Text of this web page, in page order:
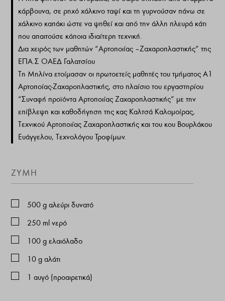
κάρβουνα, σε ρηχό χάλκινο ταψί και τη γυρνούσαν πάνω σε
χάλκινο καπάκι ώστε να ψηθεί και από την άλλη πλευρά κάτι
που απαιτούσε κάποια ιδιαίτερη τεχνική.
Δια χειρός των μαθητών “Αρτοποιίας – Ζαχαροπλαστικής” της
ΕΠΑ.Σ ΟΑΕΔ Γαλατσίου
Τη Μηλίνα ετοίμασαν οι πρωτοετείς μαθητές του τμήματος Α1
Αρτοποίας-Ζαχαροπλαστικής, στο πλαίσιο του εργαστηρίου
“Συναφή προϊόντα Αρτοποιίας Ζαχαροπλαστικής” με την
επίβλεψη και καθοδήγηση της κας Καλτσά Καλομοίρας,
Τεχνικού Αρτοποιίας Ζαχαροπλαστικής και του κου Βουρλάκου
Ευάγγελου, Τεχνολόγου Τροφίμων.
ΖΥΜΗ
500 g αλεύρι δυνατό
250 ml νερό
100 g ελαιόλαδο
10 g αλάτι
1 αυγό (προαιρετικά)